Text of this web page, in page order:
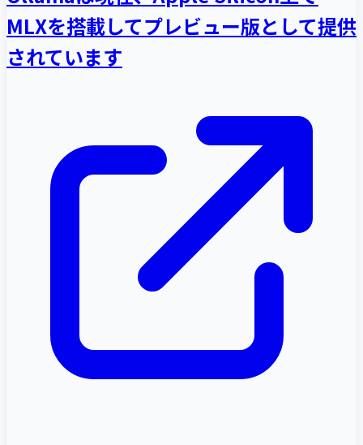
MLXを搭載してプレビュー版として提供
されています